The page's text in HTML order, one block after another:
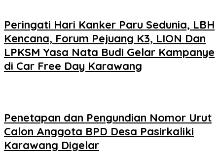
Peringati Hari Kanker Paru Sedunia, LBH
Kencana, Forum Pejuang K3, LION Dan
LPKSM Yasa Nata Budi Gelar Kampanye
di Car Free Day Karawang
Penetapan dan Pengundian Nomor Urut
Calon Anggota BPD Desa Pasirkaliki
Karawang Digelar